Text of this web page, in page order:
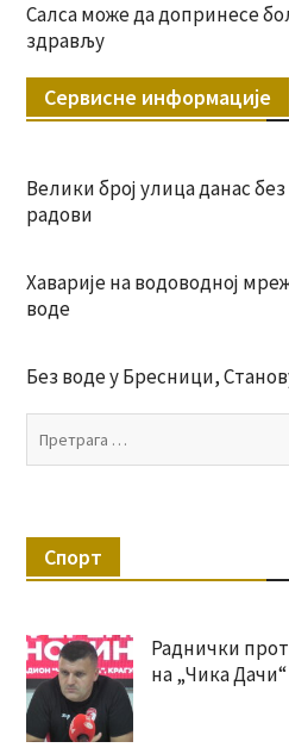
Салса може да допринесе
здрављу
Сервисне информације
Велики број улица данас
радови
Хаварије на водоводној
воде
Без воде у Бресници,
Спорт
Раднички
на „Чика Дачи“